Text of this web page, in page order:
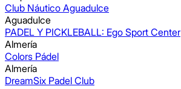
Club Náutico Aguadulce
Aguadulce
PADEL Y PICKLEBALL: Ego Sport Center
Almería
Colors Pádel
Almería
DreamSix Padel Club